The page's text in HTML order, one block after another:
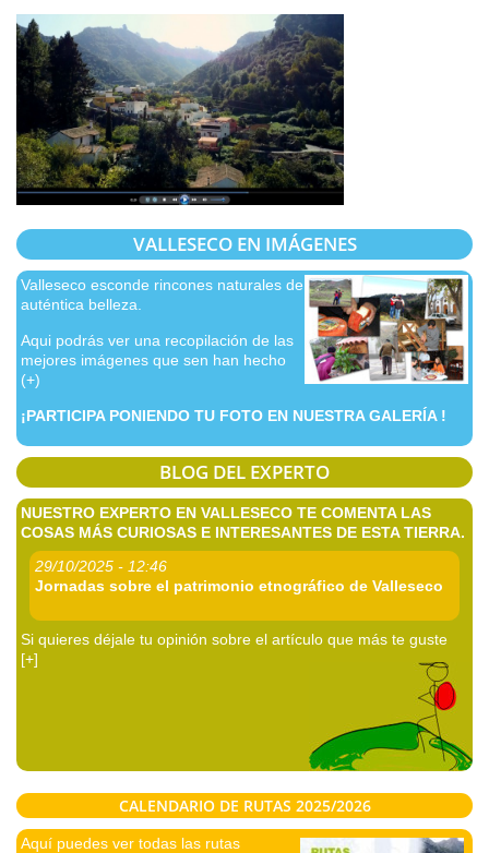
VALLESECO EN IMÁGENES
Valleseco esconde rincones naturales de
auténtica belleza.
Aqui podrás ver una recopilación de las
mejores imágenes que sen han hecho
(+)
¡PARTICIPA PONIENDO TU FOTO EN NUESTRA GALERÍA !
BLOG DEL EXPERTO
NUESTRO EXPERTO EN VALLESECO TE COMENTA LAS
COSAS MÁS CURIOSAS E INTERESANTES DE ESTA TIERRA.
29/10/2025 - 12:46
Jornadas sobre el patrimonio etnográfico de Valleseco
Si quieres déjale tu opinión sobre el artículo que más te guste
[+]
CALENDARIO DE RUTAS 2025/2026
Aquí puedes ver todas las rutas